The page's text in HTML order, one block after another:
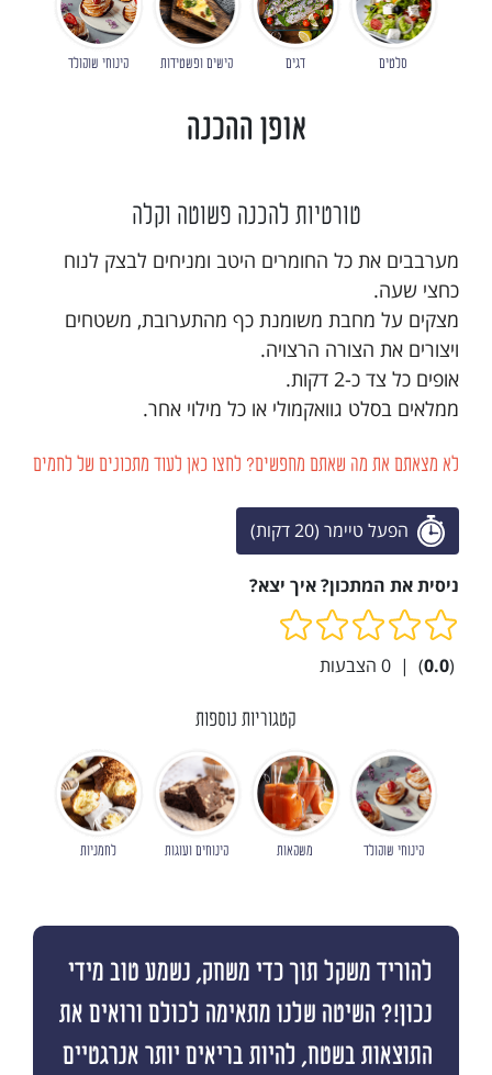
סלטים דגים קישים ופשטידות קינוחי שוקולד
אופן ההכנה
טורטיות להכנה פשוטה וקלה
מערבבים את כל החומרים היטב ומניחים לבצק לנוח
כחצי שעה.
מצקים על מחבת משומנת כף מהתערובת, משטחים
ויצורים את הצורה הרצויה.
אופים כל צד כ-2 דקות.
ממלאים בסלט גוואקמולי או כל מילוי אחר.
לא מצאתם את מה שאתם מחפשים? לחצו כאן לעוד מתכונים של לחמים
הפעל טיימר (20 דקות)
ניסית את המתכון? איך יצא?
(
0.0
)
|
0 הצבעות
קטגוריות נוספות
קינוחי שוקולד משקאות קינוחים ועוגות לחמניות
להוריד משקל תוך כדי משחק, נשמע טוב מידי
נכון!? השיטה שלנו מתאימה לכולם ורואים את
התוצאות בשטח, להיות בריאים יותר אנרגטיים